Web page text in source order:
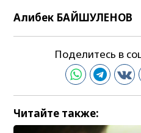
Алибек БАЙШУЛЕНОВ
Поделитесь в
Читайте также: